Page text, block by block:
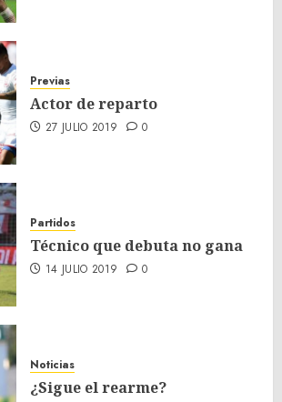
Previas
Actor de reparto
27 JULIO 2019 0
Partidos
Técnico que debuta no gana
14 JULIO 2019 0
Noticias
¿Sigue el rearme?